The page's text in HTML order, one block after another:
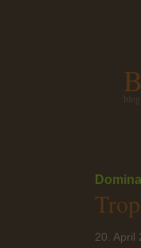
blog
20. April